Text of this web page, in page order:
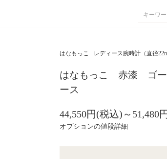
はなもっこ レディース腕時計（直径
はなもっこ 赤漆 ゴー
ース
44,550円(税込)～51,480
オプションの値段詳細